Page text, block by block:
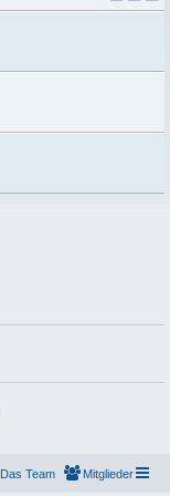
Mitglieder
Das Team